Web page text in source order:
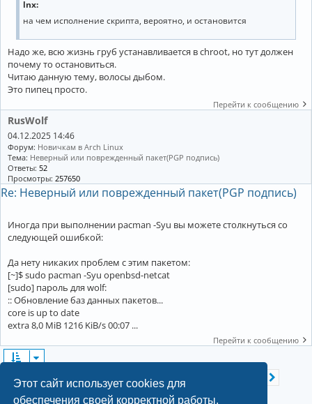
Этот сайт использует cookies для
обеспечения своей корректной работы.
lnx:
на чем исполнение скрипта, вероятно, и остановится
Надо же, всю жизнь груб устанавливается в chroot, но тут должен
почему то остановиться.
Читаю данную тему, волосы дыбом.
Это пипец просто.
Перейти к сообщению
RusWolf
04.12.2025 14:46
Форум: Новичкам в Arch Linux
Тема: Неверный или поврежденный пакет(PGP подпись)
Ответы: 52
Просмотры: 257650
Re: Неверный или поврежденный пакет(PGP подпись)
Иногда при выполнении pacman -Syu вы можете столкнуться со
следующей ошибкой:
Да нету никаких проблем с этим пакетом:
[~]$ sudo pacman -Syu openbsd-netcat
[sudo] пароль для wolf:
:: Обновление баз данных пакетов...
core is up to date
extra 8,0 MiB 1216 KiB/s 00:07 ...
Перейти к сообщению
Найдено 315 результатов Страница